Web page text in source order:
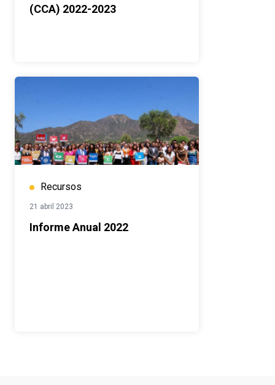
(CCA) 2022-2023
Recursos
21 abril 2023
Informe Anual 2022